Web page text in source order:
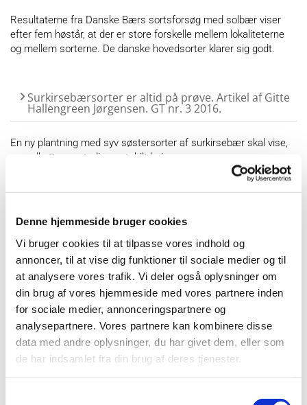
Denne hjemmeside bruger cookies
Vi bruger cookies til at tilpasse vores indhold og
annoncer, til at vise dig funktioner til sociale medier og til
at analysere vores trafik. Vi deler også oplysninger om
din brug af vores hjemmeside med vores partnere inden
for sociale medier, annonceringspartnere og
analysepartnere. Vores partnere kan kombinere disse
data med andre oplysninger, du har givet dem, eller som
de har indsamlet fra din brug af deres tjenester.
Resultaterne fra Danske Bærs sortsforsøg med solbær viser
efter fem høstår, at der er store forskelle mellem lokaliteterne
og mellem sorterne. De danske hovedsorter klarer sig godt.
Surkirsebærsorter er altid på prøve. Artikel af Gitte
Hallengreen Jørgensen. GT nr. 3 2016.
En ny plantning med syv søstersorter af surkirsebær skal vise,
om udbytterne stadig er stabilt høje
Temadag for bærdyrkere.
Præsentation af Hanne Lindhard, GartneriRådgivningen A/S
Generel information om projektet til abonnenter
på nyhedsbrevet Busk- & Stenfrugt NYT nr. 1 2015
(Inden godkendelse af Landdistrikts medfinansiering).